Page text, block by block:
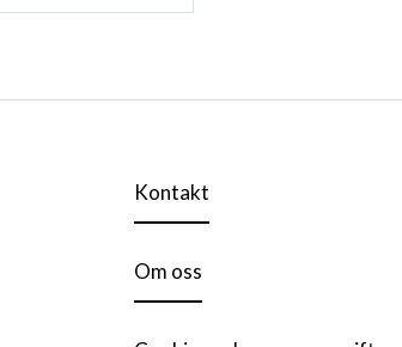
Kontakt
Om oss